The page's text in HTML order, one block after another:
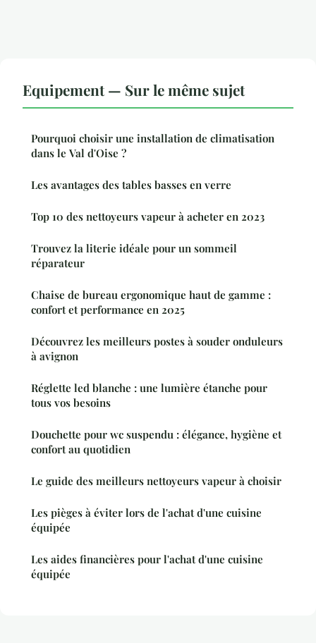
Equipement — Sur le même sujet
Pourquoi choisir une installation de climatisation
dans le Val d'Oise ?
Les avantages des tables basses en verre
Top 10 des nettoyeurs vapeur à acheter en 2023
Trouvez la literie idéale pour un sommeil
réparateur
Chaise de bureau ergonomique haut de gamme :
confort et performance en 2025
Découvrez les meilleurs postes à souder onduleurs
à avignon
Réglette led blanche : une lumière étanche pour
tous vos besoins
Douchette pour wc suspendu : élégance, hygiène et
confort au quotidien
Le guide des meilleurs nettoyeurs vapeur à choisir
Les pièges à éviter lors de l'achat d'une cuisine
équipée
Les aides financières pour l'achat d'une cuisine
équipée